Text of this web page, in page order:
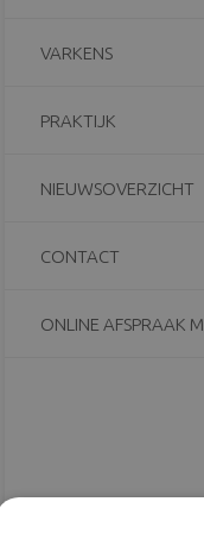
VARKENS
PRAKTIJK
NIEUWSOVERZICHT
CONTACT
ONLINE AFSPRAAK